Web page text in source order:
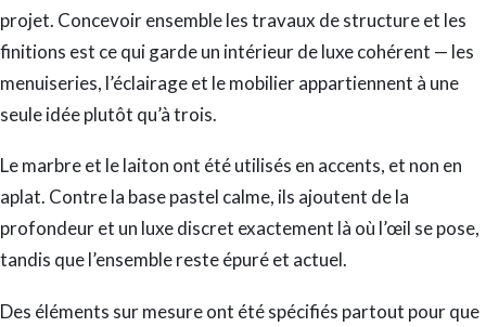
projet. Concevoir ensemble les travaux de structure et les
finitions est ce qui garde un intérieur de luxe cohérent — les
menuiseries, l’éclairage et le mobilier appartiennent à une
seule idée plutôt qu’à trois.
Le marbre et le laiton ont été utilisés en accents, et non en
aplat. Contre la base pastel calme, ils ajoutent de la
profondeur et un luxe discret exactement là où l’œil se pose,
tandis que l’ensemble reste épuré et actuel.
Des éléments sur mesure ont été spécifiés partout pour que